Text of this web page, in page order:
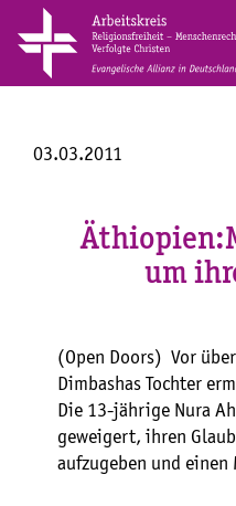
03.03.2011
um
(Open Doors)  Vor
Dimbashas Tochter
Die 13-jährige Nura
geweigert, ihren
aufzugeben und